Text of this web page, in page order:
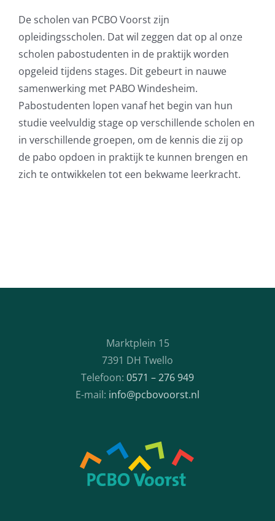
De scholen van PCBO Voorst zijn
opleidingsscholen. Dat wil zeggen dat op al onze
scholen pabostudenten in de praktijk worden
opgeleid tijdens stages. Dit gebeurt in nauwe
samenwerking met PABO Windesheim.
Pabostudenten lopen vanaf het begin van hun
studie veelvuldig stage op verschillende scholen en
in verschillende groepen, om de kennis die zij op
de pabo opdoen in praktijk te kunnen brengen en
zich te ontwikkelen tot een bekwame leerkracht.
Marktplein 15
7391 DH Twello
Telefoon: 0571 – 276 949
E-mail: info@pcbovoorst.nl